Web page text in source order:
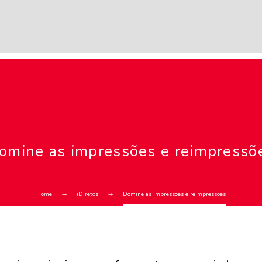
as impressões e
Home iDiretos Domine as impressões e reimpressões